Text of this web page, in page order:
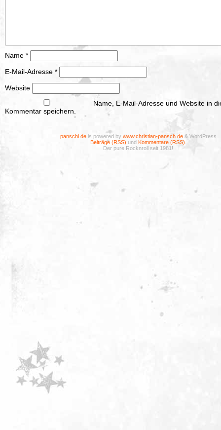
Name *
E-Mail-Adresse *
Website
Name, E-Mail-Adresse und Website in
Kommentar speichern.
panschi.deis powered by www.christian-pansch.de& WordPress
Beiträge (RSS) und Kommentare (RSS)
Der pure Rocknroll seit 1981!